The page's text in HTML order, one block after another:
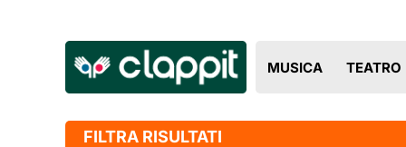
MUSICA TEATRO
FILTRA RISULTATI